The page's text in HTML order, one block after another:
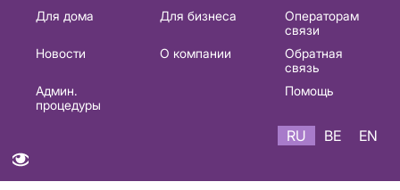
Основная
навигация
Для дома Для бизнеса
Операторам
связи
Новости
О компании
Обратная
связь
Админ.
процедуры
Помощь
RU BE EN